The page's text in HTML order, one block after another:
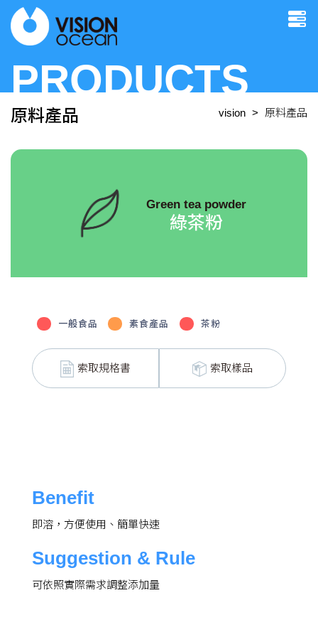
PRODUCTS
原料產品 vision 原料產品
Green tea powder
綠茶粉
一般食品 素食產品 茶粉
索取規格書 索取樣品
Benefit
即溶，方便使用、簡單快速
Suggestion & Rule
可依照實際需求調整添加量